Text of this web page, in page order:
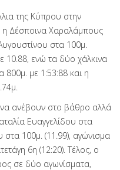
της Κύπρου στην
η Δέσποινα Χαραλάμπους
στα 100μ.
10.88, ενώ τα δύο χάλκινα
με 1:53:88 και η
ανέβουν στο βάθρο αλλά
Ευαγγελίδου στα
στα 100μ. (11.99), αγώνισμα
6η (12:20). Τέλος, ο
σε δύο αγωνίσματα,